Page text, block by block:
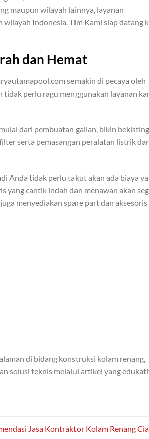
maupun wilayah lainnya, layanan
Indonesia. Tim Kami siap datang
dan Hemat
semakin di pecaya oleh
perlu ragu menggunakan layanan
dari pembuatan galian, bikin bekisting,
serta pemasangan peralatan listrik
Anda tidak perlu takut akan ada biaya
yang cantik indah dan menawan akan
menyediakan spare part dan aksesoris
di bidang konstruksi kolam renang,
solusi teknis melalui artikel yang
Jasa Kontraktor Kolam Renang